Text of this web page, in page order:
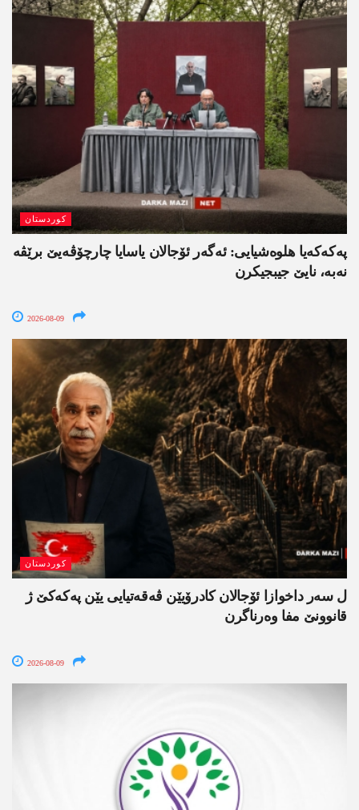
کوردستان
په‌كه‌كه‌یا هلوه‌شیایی: ئەگەر ئۆجالان یاسایا چارچۆڤەیێ برێڤە
نه‌به‌، نایێ جیبجیکرن
2026-08-09
کوردستان
ل سەر داخوازا ئۆجالان کادرۆیێن ڤەقەتیایی یێن پەکەکێ ژ
قانوونێ مفا وەرناگرن
2026-08-09